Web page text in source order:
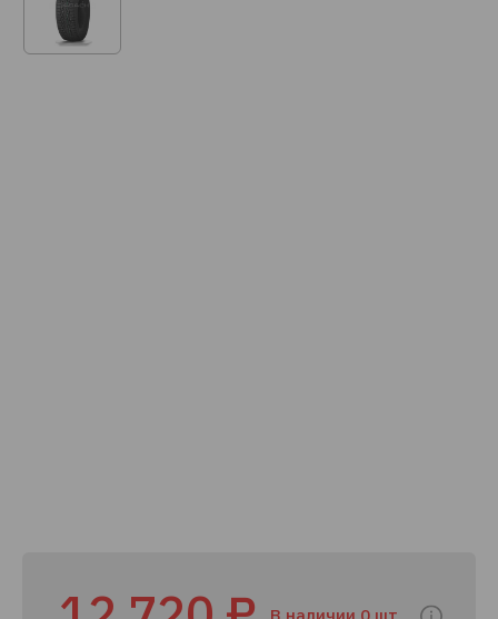
В наличии 0 шт